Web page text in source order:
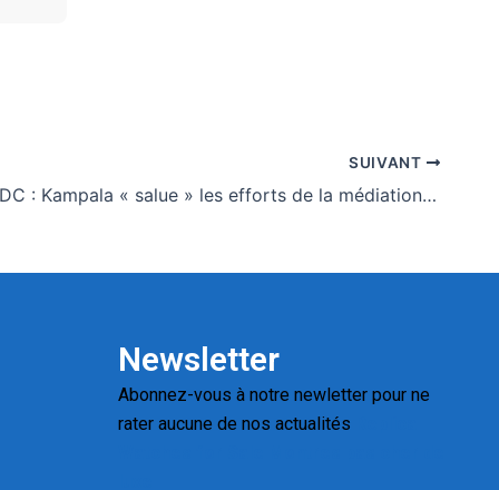
SUIVANT
Est de la RDC : Kampala « salue » les efforts de la médiation togolaise
Newsletter
Abonnez-vous à notre newletter pour ne
rater aucune de nos actualités